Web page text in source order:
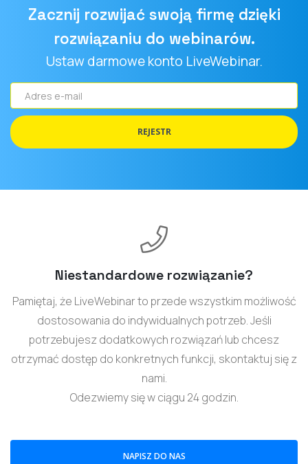
Zacznij rozwijać swoją firmę dzięki
rozwiązaniu do webinarów.
Ustaw darmowe konto LiveWebinar.
Adres
e-
mail
REJESTR
Niestandardowe rozwiązanie?
Pamiętaj, że LiveWebinar to przede wszystkim możliwość
dostosowania do indywidualnych potrzeb. Jeśli
potrzebujesz dodatkowych rozwiązań lub chcesz
otrzymać dostęp do konkretnych funkcji, skontaktuj się z
nami.
Odezwiemy się w ciągu 24 godzin.
NAPISZ DO NAS